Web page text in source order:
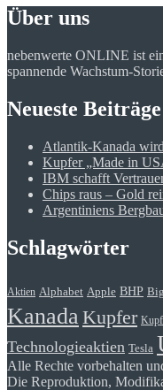
Über uns
nebenwerte ONLINE ist
spannende Wachstum-
Neueste Beiträge
Atlantik-Kanada
Kupfer „Made in
IBM schafft
Chips raus – Gold
Argentiniens
Schlagwörter
Aktien Alphabet Apple BHP
Kanada Kupfer
Technologieaktien Tesla
Alle Rechte vorbehalten
Die Reproduktion,